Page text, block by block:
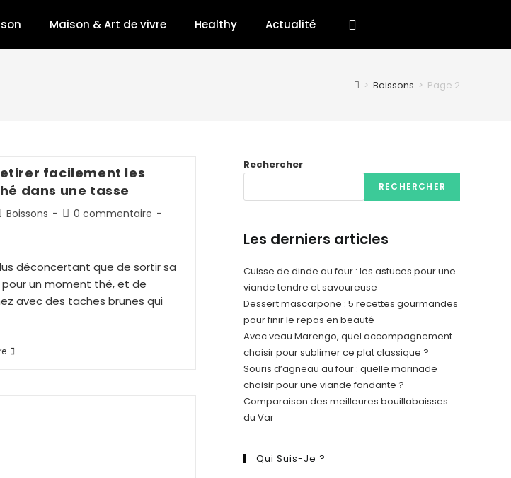
Maison & Art de vivre Healthy Actualité
> Boissons > Page 2
facilement les
dans une tasse
Boissons
0 commentaire
déconcertant que de sortir sa
un moment thé, et de
avec des taches brunes qui
Rechercher
RECHERCHER
Les derniers articles
Cuisse de dinde au four : les astuces pour une
viande tendre et savoureuse
Dessert mascarpone : 5 recettes gourmandes
pour finir le repas en beauté
Avec veau Marengo, quel accompagnement
choisir pour sublimer ce plat classique ?
Souris d’agneau au four : quelle marinade
choisir pour une viande fondante ?
Comparaison des meilleures bouillabaisses
du Var
Qui Suis-Je ?